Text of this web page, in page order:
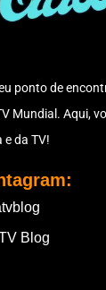
ponto de
Mundial. Aqui,
e da TV!
Blog